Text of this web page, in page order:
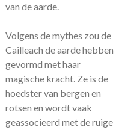
van de aarde.
Volgens de mythes zou de
Cailleach de aarde hebben
gevormd met haar
magische kracht. Ze is de
hoedster van bergen en
rotsen en wordt vaak
geassocieerd met de ruige